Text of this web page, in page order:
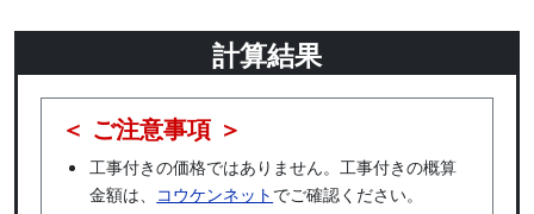
計算結果
＜ ご注意事項 ＞
工事付きの価格ではありません。工事付きの概算
金額は、 コウケンネット でご確認ください。